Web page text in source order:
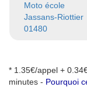
Moto école
Jassans-Riottier
01480
* 1.35€/appel +
minutes - Pourquoi